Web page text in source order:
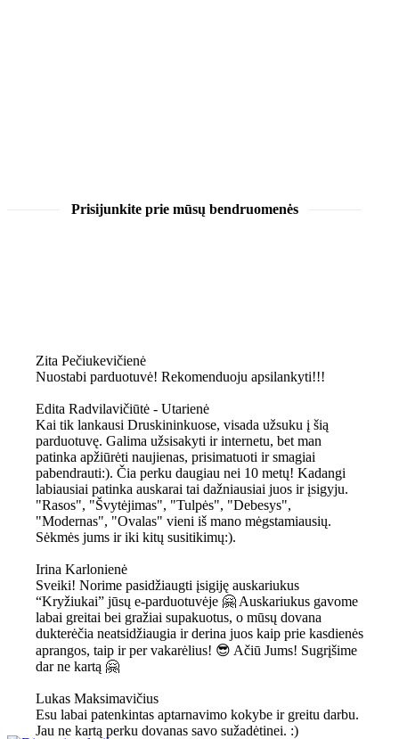
Prisijunkite prie mūsų bendruomenės
Zita Pečiukevičienė
Nuostabi parduotuvė! Rekomenduoju apsilankyti!!!
Edita Radvilavičiūtė - Utarienė
Kai tik lankausi Druskininkuose, visada užsuku į šią
parduotuvę. Galima užsisakyti ir internetu, bet man
patinka apžiūrėti naujienas, prisimatuoti ir smagiai
pabendrauti:). Čia perku daugiau nei 10 metų! Kadangi
labiausiai patinka auskarai tai dažniausiai juos ir įsigyju.
"Rasos", "Švytėjimas", "Tulpės", "Debesys",
"Modernas", "Ovalas" vieni iš mano mėgstamiausių.
Sėkmės jums ir iki kitų susitikimų:).
Irina Karlonienė
Sveiki! Norime pasidžiaugti įsigiję auskariukus
“Kryžiukai” jūsų e-parduotuvėje 🤗 Auskariukus gavome
labai greitai bei gražiai supakuotus, o mūsų dovana
dukterėčia neatsidžiaugia ir derina juos kaip prie kasdienės
aprangos, taip ir per vakarėlius! 😎 Ačiū Jums! Sugrįšime
dar ne kartą 🤗
Lukas Maksimavičius
Esu labai patenkintas aptarnavimo kokybe ir greitu darbu.
Jau ne kartą perku dovanas savo sužadėtinei. :)